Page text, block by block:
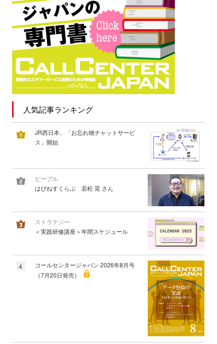
人気記事ランキング
JR西日本、「お忘れ物チャットサービ
ス」開始
ピープル
はぴねすくらぶ 若松 晃 さん
ストラテジー
＜実践研修講座＞年間スケジュール
4
コールセンタージャパン 2026年8月号
（7月20日発売）